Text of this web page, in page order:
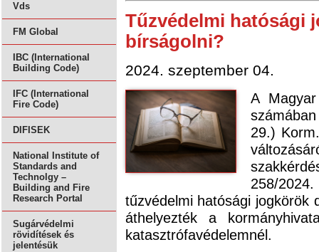
Vds
FM Global
IBC (International
Building Code)
IFC (International
Fire Code)
DIFISEK
National Institute of
Standards and
Technolgy –
Building and Fire
Research Portal
Sugárvédelmi
rövidítések és
jelentésük
Tűzvédelmi hatósági
bírságolni?
2024. szeptember 04.
A
29.)
258/
tűzvédelmi hatósági
áthelyezték a
katasztrófavédelemnél.